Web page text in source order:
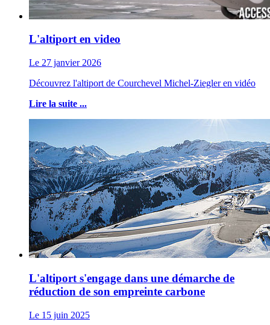
L'altiport en video
Le 27 janvier 2026
Découvrez l'altiport de Courchevel Michel-Ziegler en vidéo
Lire la suite ...
L'altiport s'engage dans une démarche de
réduction de son empreinte carbone
Le 15 juin 2025